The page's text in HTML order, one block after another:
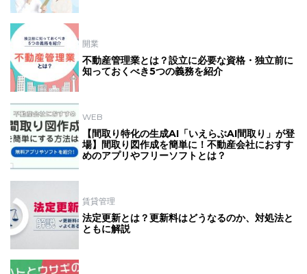
開業
不動産管理業とは？設立に必要な資格・独立前に
知っておくべき5つの義務を紹介
WEB
【間取り特化の生成AI「いえらぶAI間取り」が登
場】間取り図作成を簡単に！不動産会社におすす
めのアプリやフリーソフトとは？
賃貸管理
法定更新とは？更新料はどうなるのか、対処法と
ともに解説